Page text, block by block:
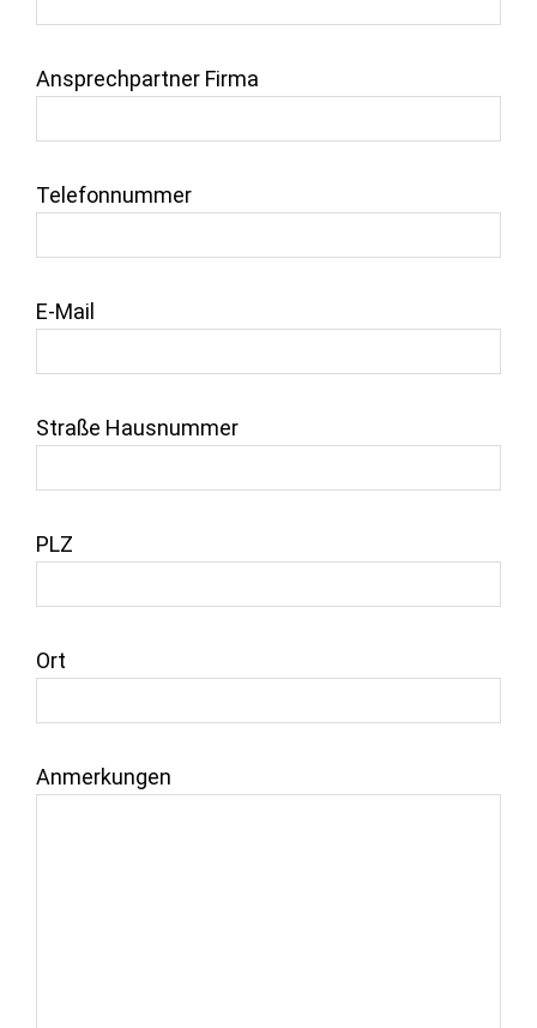
Ansprechpartner Firma
Telefonnummer
E-Mail
Straße Hausnummer
PLZ
Ort
Anmerkungen